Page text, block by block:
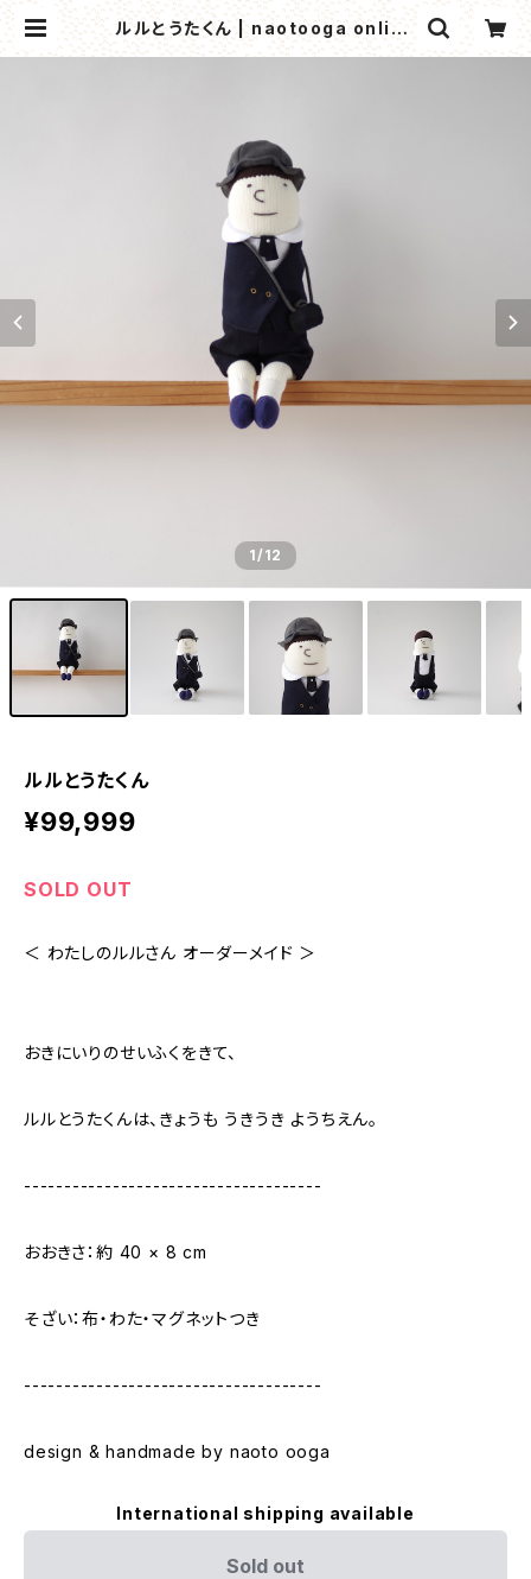
ルルとうたくん | naotooga online
shop
1/12
ルルとうたくん
¥99,999
SOLD OUT
＜ わたしのルルさん オーダーメイド ＞
おきにいりのせいふくをきて、
ルルとうたくんは、きょうも うきうき ようちえん。
-------------------------------------
おおきさ：約 40 × 8 cm
そざい：布・わた・マグネットつき
-------------------------------------
design & handmade by naoto ooga
International shipping available
Sold out